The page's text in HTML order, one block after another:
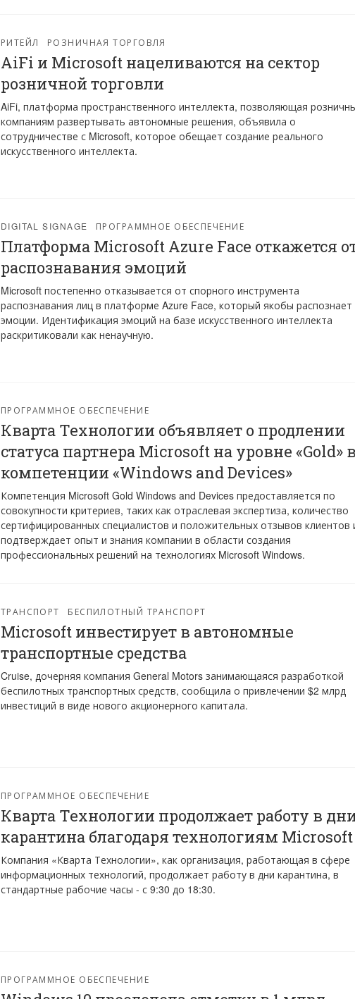
РИТЕЙЛ РОЗНИЧНАЯ ТОРГОВЛЯ
AiFi и Microsoft нацеливаются на сектор
розничной торговли
AiFi, платформа пространственного интеллекта, позволяющая
компаниям развертывать автономные решения, объявила о
сотрудничестве с Microsoft, которое обещает создание реального
искусственного интеллекта.
DIGITAL SIGNAGE ПРОГРАММНОЕ ОБЕСПЕЧЕНИЕ
Платформа Microsoft Azure Face откажется
распознавания эмоций
Microsoft постепенно отказывается от спорного инструмента
распознавания лиц в платформе Azure Face, который якобы распознает
эмоции. Идентификация эмоций на базе искусственного интеллекта
раскритиковали как ненаучную.
ПРОГРАММНОЕ ОБЕСПЕЧЕНИЕ
Кварта Технологии объявляет о продлении
статуса партнера Microsoft на уровне «Gold»
компетенции «Windows and Devices»
Компетенция Microsoft Gold Windows and Devices предоставляется по
совокупности критериев, таких как отраслевая экспертиза, количество
сертифицированных специалистов и положительных отзывов клиентов
подтверждает опыт и знания компании в области создания
профессиональных решений на технологиях Microsoft Windows.
ТРАНСПОРТ БЕСПИЛОТНЫЙ ТРАНСПОРТ
Microsoft инвестирует в автономные
транспортные средства
Cruise, дочерняя компания General Motors занимающаяся разработкой
беспилотных транспортных средств, сообщила о привлечении $2 млрд
инвестиций в виде нового акционерного капитала.
ПРОГРАММНОЕ ОБЕСПЕЧЕНИЕ
Кварта Технологии продолжает работу в
карантина благодаря технологиям Microsoft
Компания «Кварта Технологии», как организация, работающая в сфере
информационных технологий, продолжает работу в дни карантина, в
стандартные рабочие часы - с 9:30 до 18:30.
ПРОГРАММНОЕ ОБЕСПЕЧЕНИЕ